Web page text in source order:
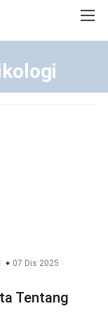
07 Dis 2025
Tentang